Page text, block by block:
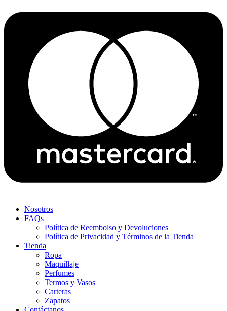
Nosotros
FAQs
Política de Reembolso y Devoluciones
Política de Privacidad y Términos de la Tienda
Tienda
Ropa
Maquillaje
Perfumes
Termos y Vasos
Carteras
Zapatos